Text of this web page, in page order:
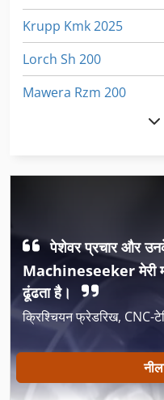
Krupp Kmk 2025
Lorch Sh 200
Mawera Rzm 200
उपकरण और सहायक उपकरण
गर्म होल्डिंग उपकरण
गाइड और 500 मिमी धुरी
गेराज उपकरण गौटिंगेन
चश्मे मिलिंग कटर
पूरी तरह से स्वचालित
पेशेवर प्रचार और
Machineseeker मेरी
ढूंढता है।
क्रिश्चियन फ्रेडरिख, CNC-